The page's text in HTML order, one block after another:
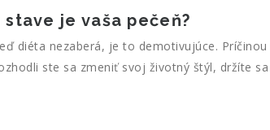
je vaša pečeň?
diéta nezaberá, je to demotivujúce.
ste sa zmeniť svoj životný štýl, držíte